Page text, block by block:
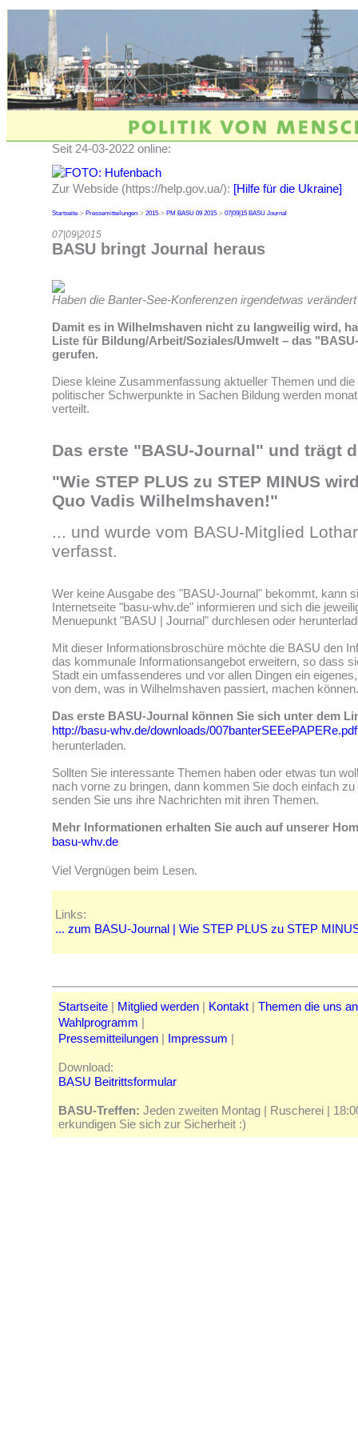
Seit 24-03-2022 online:
Zur Webside (https://help.gov.ua/): [Hilfe für die Ukraine]
Startseite-> Pressemitteilungen-> 2015-> PM BASU 09 2015-> 07|09|15 BASU Journal
07|09|2015
BASU bringt Journal heraus
Haben die Banter-See-Konferenzen irgendetwas
Damit es in Wilhelmshaven nicht zu langweilig wird,
Liste für Bildung/Arbeit/Soziales/Umwelt – das
gerufen.
Diese kleine Zusammenfassung aktueller Themen und
politischer Schwerpunkte in Sachen Bildung werden
verteilt.
Das erste "BASU-Journal" und trägt
"Wie STEP PLUS zu STEP MINUS
Quo Vadis Wilhelmshaven!"
... und wurde vom BASU-Mitglied
verfasst.
Wer keine Ausgabe des "BASU-Journal" bekommt, kann
Internetseite "basu-whv.de" informieren und sich die
Menuepunkt "BASU | Journal" durchlesen oder
Mit dieser Informationsbroschüre möchte die BASU den
das kommunale Informationsangebot erweitern, so dass
Stadt ein umfassenderes und vor allen Dingen ein
von dem, was in Wilhelmshaven passiert, machen können.
Das erste BASU-Journal können Sie sich unter dem
http://basu-whv.de/downloads/007banterSEEePAPERe.pdf
herunterladen.
Sollten Sie interessante Themen haben oder etwas tun
nach vorne zu bringen, dann kommen Sie doch einfach
senden Sie uns ihre Nachrichten mit ihren Themen.
Mehr Informationen erhalten Sie auch auf unserer
basu-whv.de
Viel Vergnügen beim Lesen.
Links:
... zum BASU-Journal | Wie STEP PLUS zu STEP
Startseite | Mitglied werden | Kontakt | Themen die uns
Wahlprogramm |
Pressemitteilungen | Impressum |
Download:
BASU Beitrittsformular
BASU-Treffen: Jeden zweiten Montag | Ruscherei |
erkundigen Sie sich zur Sicherheit :)